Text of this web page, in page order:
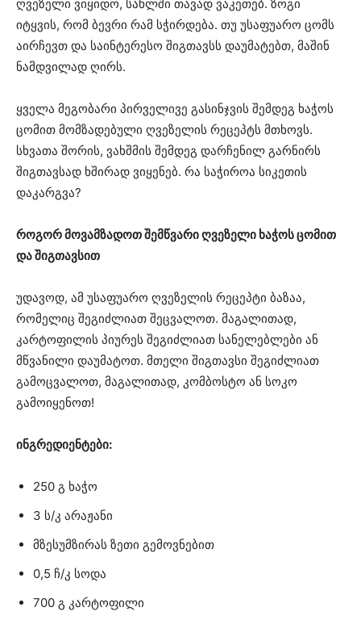
ღვეზელი ვიყიდო, სახლში თავად ვაკეთებ. ზოგი
იტყვის, რომ ბევრი რამ სჭირდება. თუ უსაფუარო ცომს
აირჩევთ და საინტერესო შიგთავსს დაუმატებთ, მაშინ
ნამდვილად ღირს.
ყველა მეგობარი პირველივე გასინჯვის შემდეგ ხაჭოს
ცომით მომზადებული ღვეზელის რეცეპტს მთხოვს.
სხვათა შორის, ვახშმის შემდეგ დარჩენილ გარნირს
შიგთავსად ხშირად ვიყენებ. რა საჭიროა სიკეთის
დაკარგვა?
როგორ მოვამზადოთ შემწვარი ღვეზელი ხაჭოს ცომით
და შიგთავსით
უდავოდ, ამ უსაფუარო ღვეზელის რეცეპტი ბაზაა,
რომელიც შეგიძლიათ შეცვალოთ. მაგალითად,
კარტოფილის პიურეს შეგიძლიათ სანელებლები ან
მწვანილი დაუმატოთ. მთელი შიგთავსი შეგიძლიათ
გამოცვალოთ, მაგალითად, კომბოსტო ან სოკო
გამოიყენოთ!
ინგრედიენტები:
250 გ ხაჭო
3 ს/კ არაჟანი
მზესუმზირას ზეთი გემოვნებით
0,5 ჩ/კ სოდა
700 გ კარტოფილი